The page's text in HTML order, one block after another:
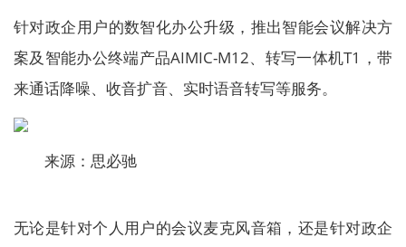
针对政企用户的数智化办公升级，推出智能会议解决方
案及智能办公终端产品AIMIC-M12、转写一体机T1，带
来通话降噪、收音扩音、实时语音转写等服务。
来源：思必驰
无论是针对个人用户的会议麦克风音箱，还是针对政企